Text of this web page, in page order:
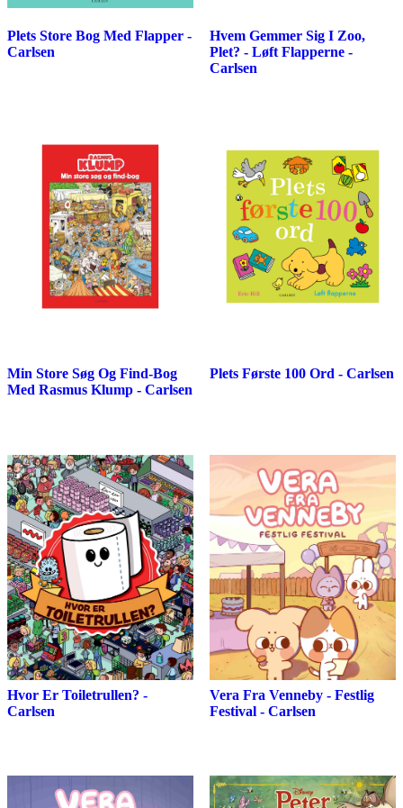
Plets Store Bog Med Flapper -
Carlsen
Hvem Gemmer Sig I Zoo,
Plet? - Løft Flapperne -
Carlsen
Min Store Søg Og Find-Bog
Med Rasmus Klump - Carlsen
Plets Første 100 Ord - Carlsen
Hvor Er Toiletrullen? -
Carlsen
Vera Fra Venneby - Festlig
Festival - Carlsen